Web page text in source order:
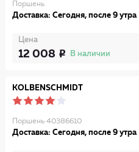
Поршень
Доставка: Сегодня, после 9 утра
Цена
12 008 В наличии
KOLBENSCHMIDT
Поршень 40386610
Доставка: Сегодня, после 9 утра